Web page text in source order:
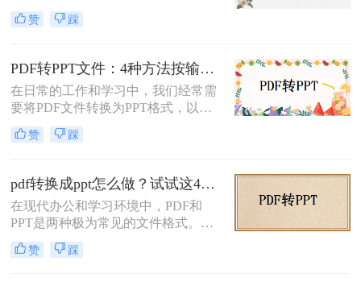
内容稳定性而广泛使用。然而，在某
些情况下，我们可能需要将PDF文件
以便于编辑、演示或分享。那么PDF
如何转ppt呢？本文将详细介绍几种常
用的PDF转PPT的方法。
赞 踩
PDF转PPT文件：4种方法按输出格式（pptx/ppt）和页数选择!
在日常的工作和学习中，我们经常需
要将PDF文件转换为PPT格式，以便
进行演示或编辑。那么如何将pdf转换
成ppt文件呢？本文将介绍四种常用的
赞 踩
pdf转换成ppt怎么做？试试这4个转换方法！
在现代办公和学习环境中，PDF和
PPT是两种极为常见的文件格式。
PDF文件因其出色的稳定性和兼容性
而被广泛用于文档分享和存储，而
赞 踩